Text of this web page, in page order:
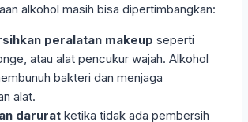
alkohol masih bisa dipertimbangkan:
peralatan makeup seperti
atau alat pencukur wajah. Alkohol
bakteri dan menjaga
alat.
darurat ketika tidak ada pembersih